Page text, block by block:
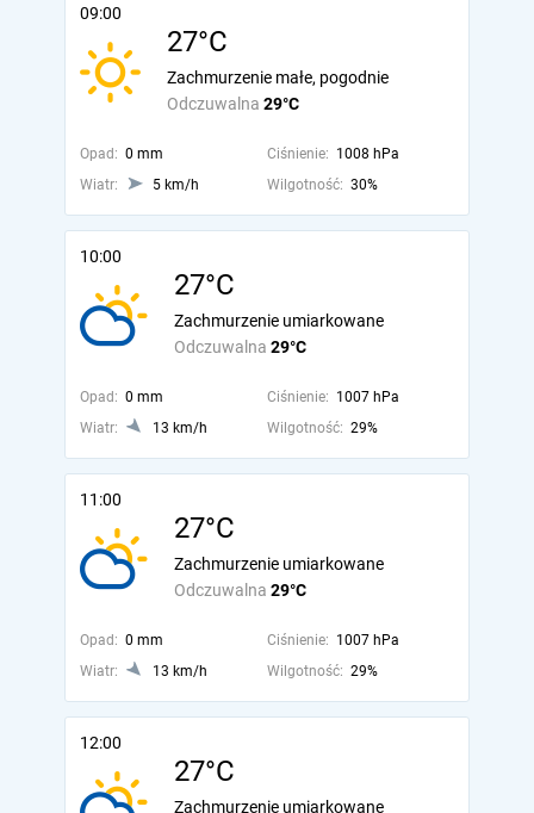
09:00
27°C
Odczuwalna 29°C
Zachmurzenie małe, pogodnie
Opad: 0 mm Ciśnienie: 1008 hPa
Wiatr:
5 km/h Wilgotność: 30%
10:00
27°C
Odczuwalna 29°C
Zachmurzenie umiarkowane
Opad: 0 mm Ciśnienie: 1007 hPa
Wiatr:
13 km/h Wilgotność: 29%
11:00
27°C
Odczuwalna 29°C
Zachmurzenie umiarkowane
Opad: 0 mm Ciśnienie: 1007 hPa
Wiatr:
13 km/h Wilgotność: 29%
12:00
27°C
Zachmurzenie umiarkowane